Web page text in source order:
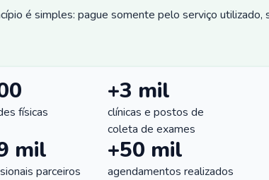
é simples: pague somente pelo serviço utilizado,
físicas
+3 mil
clínicas e postos de
coleta de exames
mil
parceiros
+50 mil
agendamentos realizados